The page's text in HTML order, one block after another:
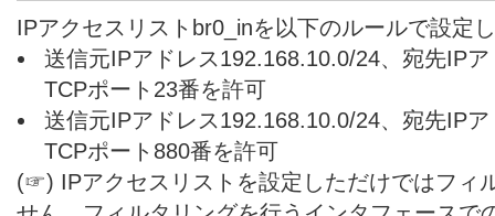
IPアクセスリストbr0_inを以下のルールで設定
送信元IPアドレス192.168.10.0/24、宛先IP
TCPポート23番を許可
送信元IPアドレス192.168.10.0/24、宛先IP
TCPポート880番を許可
(☞) IPアクセスリストを設定しただけではフィ